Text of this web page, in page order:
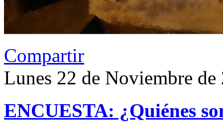
Compartir
Lunes 22 de Noviembre de
ENCUESTA: ¿Quiénes